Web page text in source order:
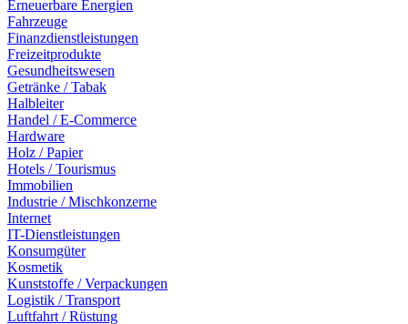
Erneuerbare Energien
Fahrzeuge
Finanzdienstleistungen
Freizeitprodukte
Gesundheitswesen
Getränke / Tabak
Halbleiter
Handel / E-Commerce
Hardware
Holz / Papier
Hotels / Tourismus
Immobilien
Industrie / Mischkonzerne
Internet
IT-Dienstleistungen
Konsumgüter
Kosmetik
Kunststoffe / Verpackungen
Logistik / Transport
Luftfahrt / Rüstung